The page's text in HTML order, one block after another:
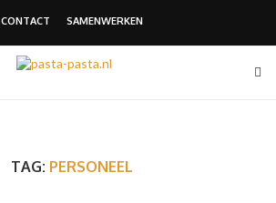
CONTACT SAMENWERKEN
TAG: PERSONEEL